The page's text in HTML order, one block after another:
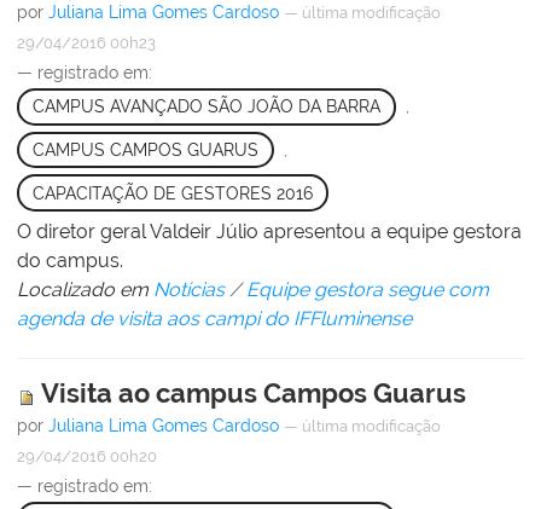
por Juliana Lima Gomes Cardoso — última modificação
29/04/2016 00h23
— registrado em:
CAMPUS AVANÇADO SÃO JOÃO DA BARRA
,
CAMPUS CAMPOS GUARUS
CAPACITAÇÃO DE GESTORES 2016
O diretor geral Valdeir Júlio apresentou a equipe gestora
do campus.
Localizado em Notícias /Equipe gestora segue com
agenda de visita aos campi do IFFluminense
Visita ao campus Campos Guarus
por Juliana Lima Gomes Cardoso — última modificação
29/04/2016 00h20
— registrado em: